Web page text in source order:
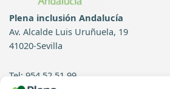
Plena inclusión Andalucía
Av. Alcalde Luis Uruñuela, 19
41020-Sevilla
Tel: 954 52 51 99